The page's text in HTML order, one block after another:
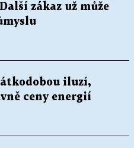
zákaz už může
iluzí,
ceny energií